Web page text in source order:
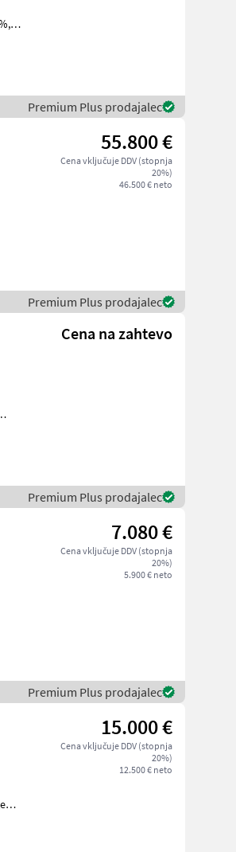
Premium Plus prodajalec
55.800 €
Cena vključuje DDV (stopnja
20%)
46.500 € neto
Premium Plus prodajalec
Cena na zahtevo
Premium Plus prodajalec
7.080 €
Cena vključuje DDV (stopnja
20%)
5.900 € neto
Premium Plus prodajalec
15.000 €
Cena vključuje DDV (stopnja
20%)
12.500 € neto